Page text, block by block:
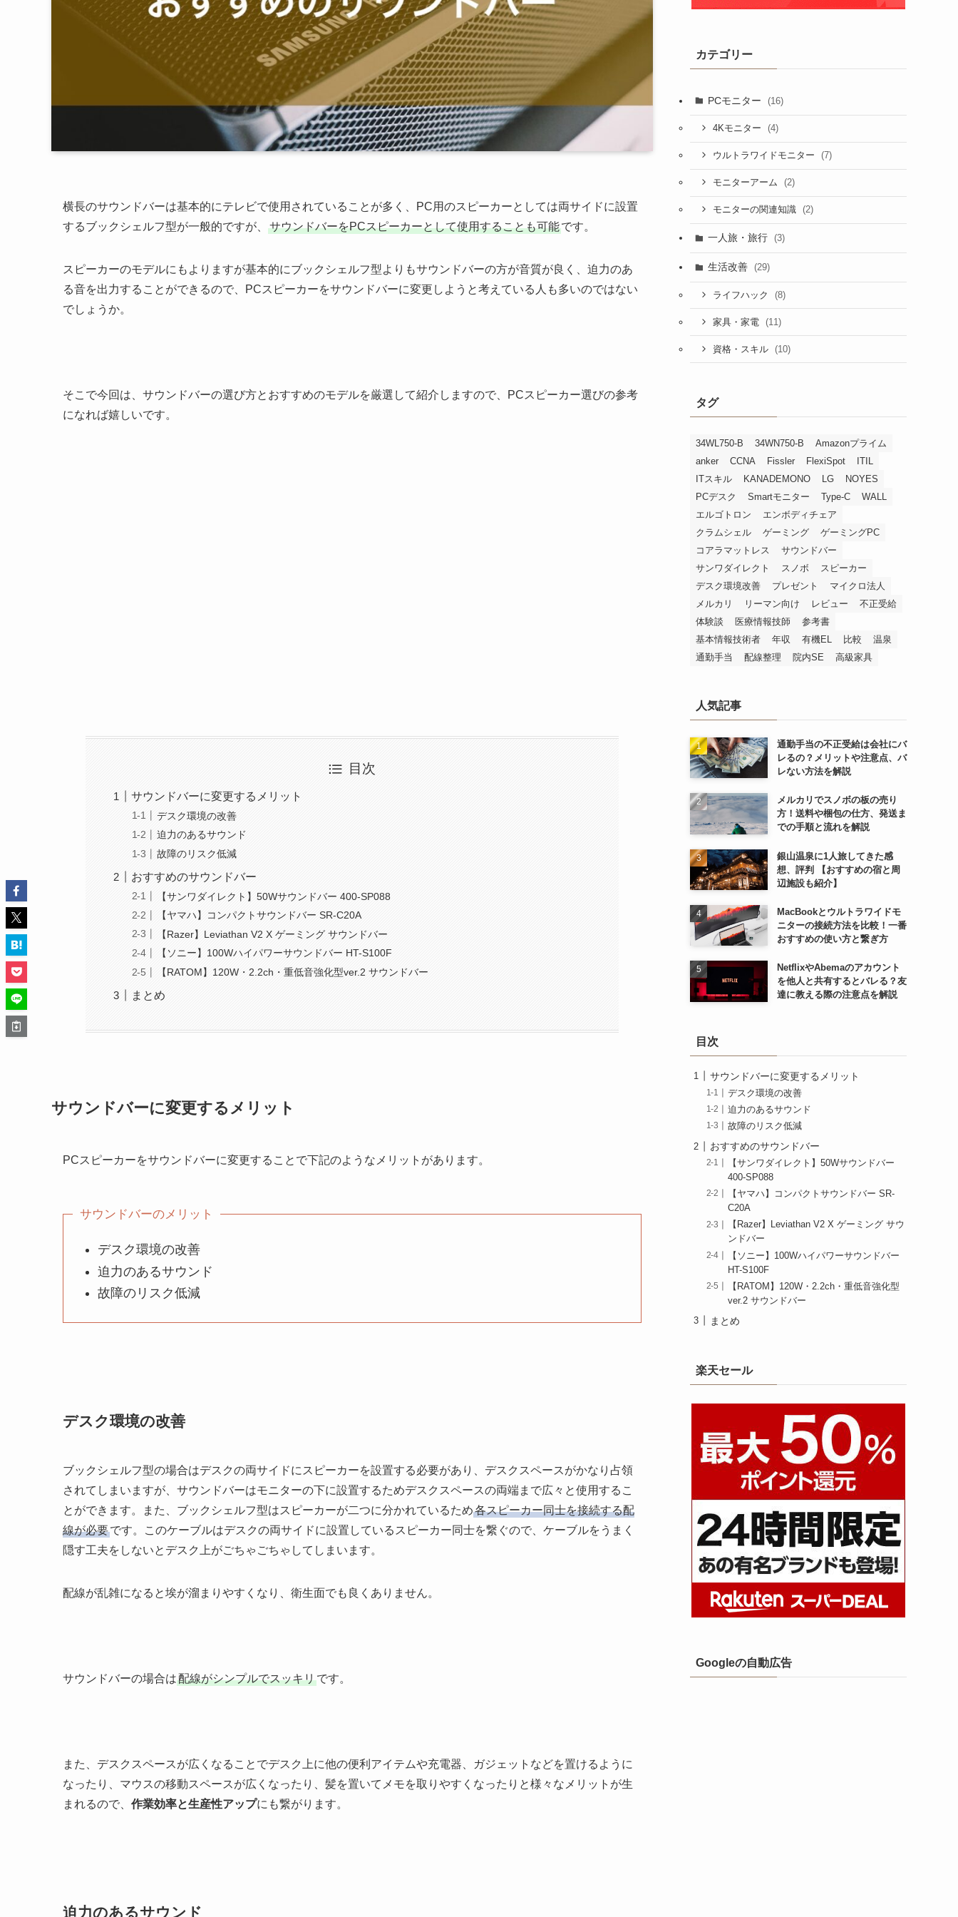
横長のサウンドバーは基本的にテレビで使用されていることが多く、PC用のスピーカーとしては両サイドに設置
するブックシェルフ型が一般的ですが、
サウンドバーをPCスピーカーとして使用することも可能です。
スピーカーのモデルにもよりますが基本的にブックシェルフ型よりもサウンドバーの方が音質が良く、迫力のあ
る音を出力することができるので、PCスピーカーをサウンドバーに変更しようと考えている人も多いのではない
でしょうか。
そこで今回は、サウンドバーの選び方とおすすめのモデルを厳選して紹介しますので、PCスピーカー選びの参考
になれば嬉しいです。
目次
サウンドバーに変更するメリット
デスク環境の改善
迫力のあるサウンド
故障のリスク低減
おすすめのサウンドバー
【サンワダイレクト】50Wサウンドバー 400-SP088
【ヤマハ】コンパクトサウンドバー SR-C20A
【Razer】Leviathan V2 X ゲーミング サウンドバー
【ソニー】100Wハイパワーサウンドバー HT-S100F
【RATOM】120W・2.2ch・重低音強化型ver.2 サウンドバー
まとめ
サウンドバーに変更するメリット
PCスピーカーをサウンドバーに変更することで下記のようなメリットがあります。
サウンドバーのメリット
デスク環境の改善
迫力のあるサウンド
故障のリスク低減
デスク環境の改善
ブックシェルフ型の場合はデスクの両サイドにスピーカーを設置する必要があり、デスクスペースがかなり占領
されてしまいますが、サウンドバーはモニターの下に設置するためデスクスペースの両端まで広々と使用するこ
とができます。また、ブックシェルフ型はスピーカーが二つに分かれているため各スピーカー同士を接続する配
線が必要です。このケーブルはデスクの両サイドに設置しているスピーカー同士を繋ぐので、ケーブルをうまく
隠す工夫をしないとデスク上がごちゃごちゃしてしまいます。
配線が乱雑になると埃が溜まりやすくなり、衛生面でも良くありません。
サウンドバーの場合は配線がシンプルでスッキリです。
また、デスクスペースが広くなることでデスク上に他の便利アイテムや充電器、ガジェットなどを置けるように
なったり、マウスの移動スペースが広くなったり、髪を置いてメモを取りやすくなったりと様々なメリットが生
まれるので、 作業効率と生産性アップにも繋がります。
迫力のあるサウンド
カテゴリー
PCモニター (16)
4Kモニター (4)
ウルトラワイドモニター (7)
モニターアーム (2)
モニターの関連知識 (2)
一人旅・旅行 (3)
生活改善 (29)
ライフハック (8)
家具・家電 (11)
資格・スキル (10)
タグ
34WL750-B 34WN750-B
Amazonプライム
anker
CCNA Fissler FlexiSpot
ITIL
ITスキル
KANADEMONO LG
NOYES
PCデスク
Smartモニター Type-C
WALL
エルゴトロン
エンボディチェア
クラムシェル
ゲーミング
ゲーミングPC
コアラマットレス
サウンドバー
サンワダイレクト
スノボ
スピーカー
デスク環境改善
プレゼント
マイクロ法人
メルカリ
リーマン向け レビュー
不正受給
体験談
医療情報技師
参考書
基本情報技術者
年収 有機EL 比較
温泉
通勤手当
配線整理 院内SE 高級家具
人気記事
通勤手当の不正受給は会社にバ
レるの？メリットや注意点、バ
レない方法を解説
メルカリでスノボの板の売り
方！送料や梱包の仕方、発送ま
での手順と流れを解説
銀山温泉に1人旅してきた感
想、評判 【おすすめの宿と周
辺施設も紹介】
MacBookとウルトラワイドモ
ニターの接続方法を比較！一番
おすすめの使い方と繋ぎ方
NetflixやAbemaのアカウント
を他人と共有するとバレる？友
達に教える際の注意点を解説
目次
サウンドバーに変更するメリット
デスク環境の改善
迫力のあるサウンド
故障のリスク低減
おすすめのサウンドバー
【サンワダイレクト】50Wサウンドバー
400-SP088
【ヤマハ】コンパクトサウンドバー SR-
C20A
【Razer】Leviathan V2 X ゲーミング サウ
ンドバー
【ソニー】100Wハイパワーサウンドバー
HT-S100F
【RATOM】120W・2.2ch・重低音強化型
ver.2 サウンドバー
まとめ
楽天セール
Googleの自動広告